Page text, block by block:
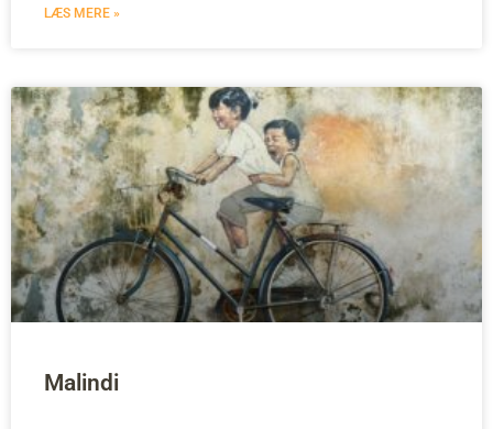
LÆS MERE »
Malindi